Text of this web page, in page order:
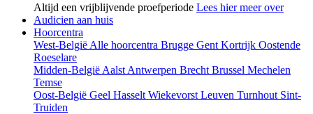
Altijd een vrijblijvende proefperiode Lees hier meer over
Audicien aan huis
Hoorcentra
West-België Alle hoorcentra Brugge Gent Kortrijk Oostende
Roeselare
Midden-België Aalst Antwerpen Brecht Brussel Mechelen
Temse
Oost-België Geel Hasselt Wiekevorst Leuven Turnhout Sint-
Truiden